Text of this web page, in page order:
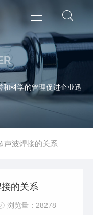
科学的管理促进企业迅
声波焊接的关系
的关系
浏览量：28278